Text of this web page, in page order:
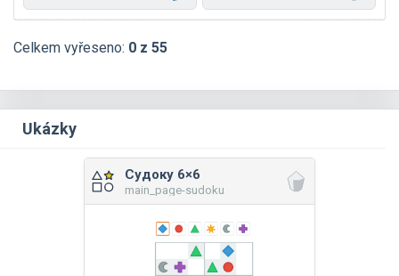
Celkem vyřeseno: 0 z 55
Ukázky
Судоку 6×6
main_page-sudoku